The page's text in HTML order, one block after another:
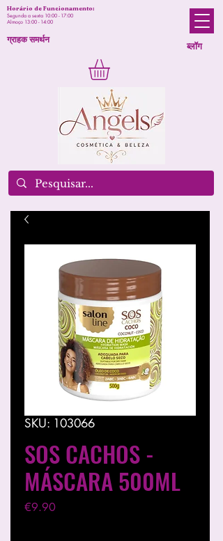
ब्लॉग
Horário de Funcionamento:
Segunda a sexta 10:00 - 17:00
Almoço 13:00 - 14:00
ग्राहक समर्थन
SKU: 103066
SOS CACHOS -
MÁSCARA 500ML
€9.90मूल्य